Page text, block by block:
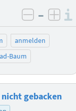
negativ
–
anmelden
Baum
gebacken